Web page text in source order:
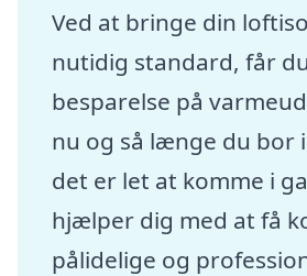
Ved at bringe din
nutidig standard, får
besparelse på
nu og så længe du bor
det er let at komme i
hjælper dig med at få
pålidelige og